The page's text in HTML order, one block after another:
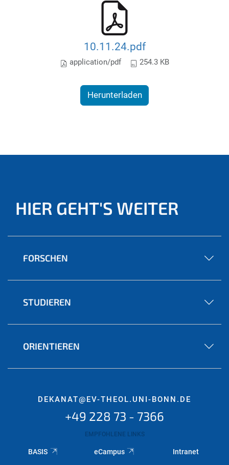
10.11.24.pdf
application/pdf 254.3 KB
Herunterladen
HIER GEHT'S WEITER
FORSCHEN
STUDIEREN
ORIENTIEREN
DEKANAT@EV-THEOL.UNI-BONN.DE
+49 228 73 - 7366
EMPFOHLENE LINKS
BASIS eCampus Intranet